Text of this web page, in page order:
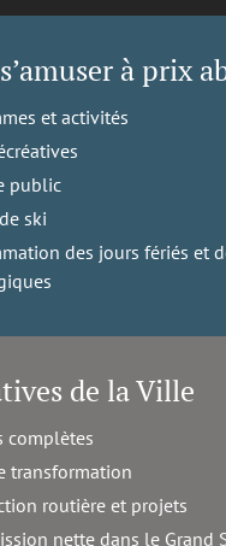
à prix
et activités
public
ski
des jours fériés et
de la Ville
complètes
transformation
routière et projets
nette dans le Grand